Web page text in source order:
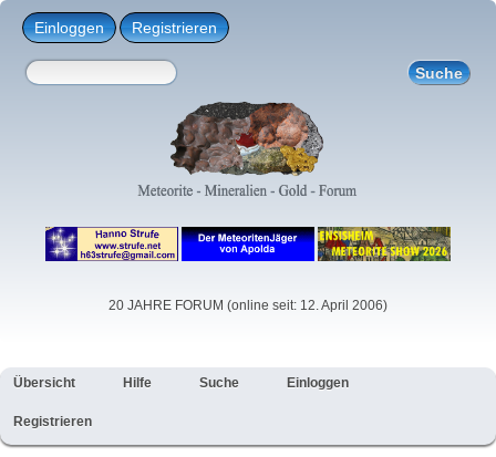
Einloggen Registrieren
20 JAHRE FORUM (online seit: 12. April 2006)
Übersicht Hilfe Suche Einloggen
Registrieren